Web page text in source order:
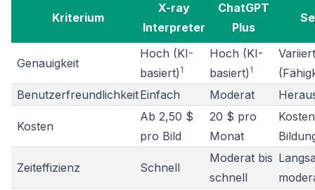
Kriterium
X-ray
Interpreter
ChatGPT
Plus
Genauigkeit
Hoch (KI-
basiert) 1
Hoch (KI-
basiert) 1
Variiert
BenutzerfreundlichkeitEinfach Moderat
Kosten
Ab 2,50 $
pro Bild
20 $ pro
Monat
Zeiteffizienz Schnell
Moderat bis
schnell